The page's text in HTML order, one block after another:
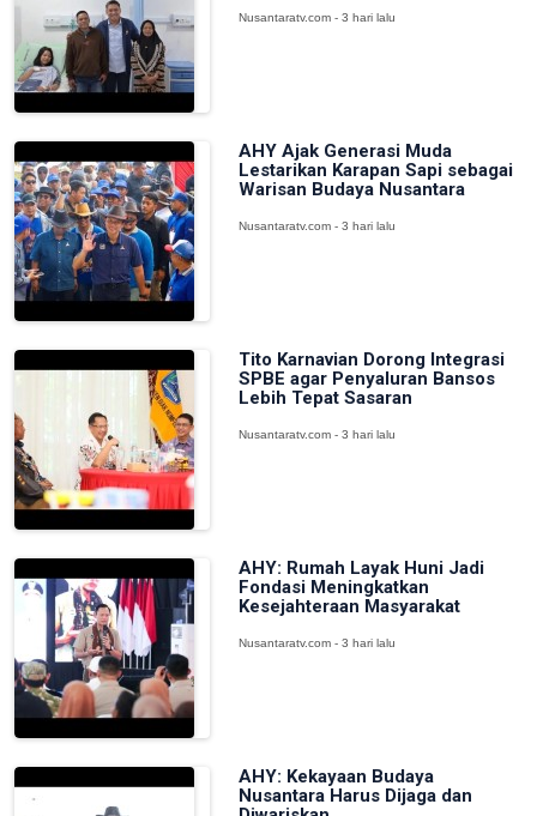
Nusantaratv.com - 3 hari lalu
AHY Ajak Generasi Muda
Lestarikan Karapan Sapi sebagai
Warisan Budaya Nusantara
Nusantaratv.com - 3 hari lalu
Tito Karnavian Dorong Integrasi
SPBE agar Penyaluran Bansos
Lebih Tepat Sasaran
Nusantaratv.com - 3 hari lalu
AHY: Rumah Layak Huni Jadi
Fondasi Meningkatkan
Kesejahteraan Masyarakat
Nusantaratv.com - 3 hari lalu
AHY: Kekayaan Budaya
Nusantara Harus Dijaga dan